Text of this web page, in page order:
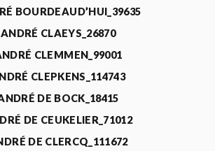
BOURDEAUD’HUI_39635
ANDRÉ CLAEYS_26870
CLEMMEN_99001
CLEPKENS_114743
DE BOCK_18415
DE CEUKELIER_71012
DE CLERCQ_111672